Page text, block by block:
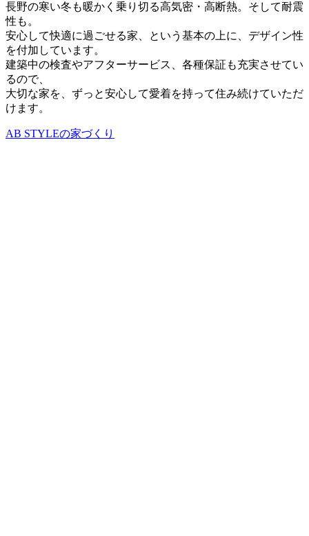
長野の寒い冬も暖かく乗り切る高気密・高断熱。そして耐震
性も。
安心して快適に過ごせる家、という基本の上に、デザイン性
を付加しています。
建築中の検査やアフターサービス、各種保証も充実させてい
るので、
大切な家を、ずっと安心して愛着を持って住み続けていただ
けます。
AB STYLEの家づくり